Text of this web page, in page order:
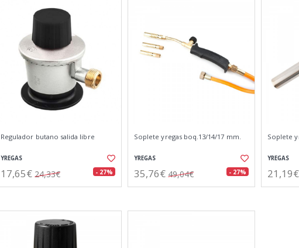
Regulador butano salida libre
YREGAS
17,65€ 24,33€ - 27%
Soplete yregas boq.13/14/17 mm.
YREGAS
35,76€ 49,04€ - 27%
Soplete
YREGAS
21,19€